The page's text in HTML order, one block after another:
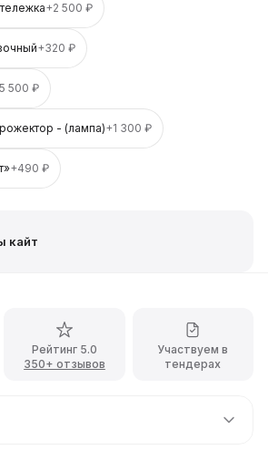
+2 500 ₽
+320 ₽
500 ₽
- (лампа)+1 300 ₽
+490 ₽
кайт
Рейтинг 5.0
350+ отзывов
Участвуем в
тендерах